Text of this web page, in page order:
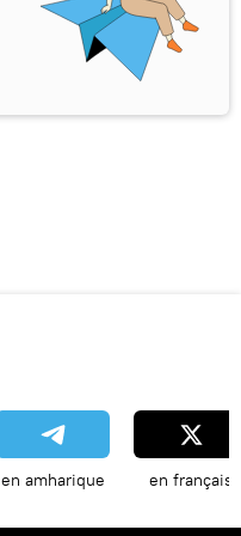
en amharique en français